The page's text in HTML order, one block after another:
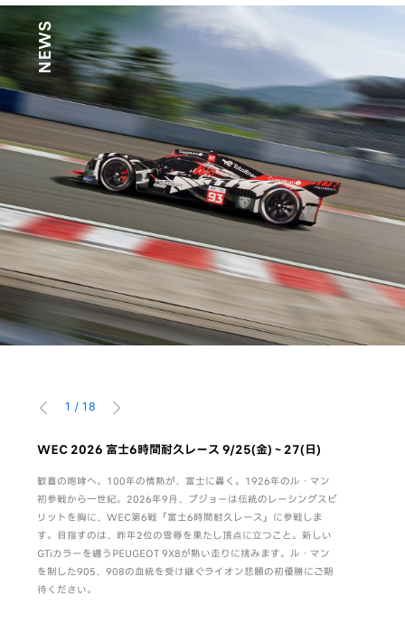
NEWS
1 / 18
WEC 2026 富士6時間耐久レース 9/25(金)～27(日)
歓喜の咆哮へ。100年の情熱が、富士に轟く。1926年のル・マン
初参戦から一世紀。2026年9月、プジョーは伝統のレーシングスピ
リットを胸に、WEC第6戦「富士6時間耐久レース」に参戦しま
す。目指すのは、昨年2位の雪辱を果たし頂点に立つこと。新しい
GTiカラーを纏うPEUGEOT 9X8が熱い走りに挑みます。ル・マン
を制した905、908の血統を受け継ぐライオン悲願の初優勝にご期
待ください。